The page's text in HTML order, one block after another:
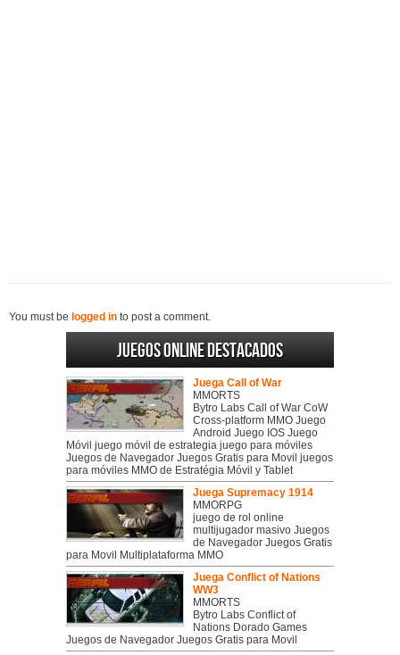
You must be logged in to post a comment.
Juegos online destacados
Juega Call of War
MMORTS
Bytro Labs Call of War CoW
Cross-platform MMO Juego
Android Juego IOS Juego
Móvil juego móvil de estrategia juego para móviles
Juegos de Navegador Juegos Gratis para Movil juegos
para móviles MMO de Estratégia Móvil y Tablet
Juega Supremacy 1914
MMORPG
juego de rol online
multijugador masivo Juegos
de Navegador Juegos Gratis
para Movil Multiplataforma MMO
Juega Conflict of Nations
WW3
MMORTS
Bytro Labs Conflict of
Nations Dorado Games
Juegos de Navegador Juegos Gratis para Movil